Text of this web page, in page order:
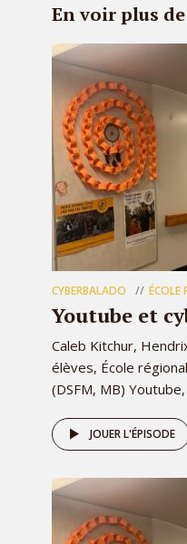
En voir plus
CYBERBALADO ÉCOLE
Youtube et
Caleb Kitchur,
élèves, École
(DSFM, MB)
JOUER L'ÉPISODE